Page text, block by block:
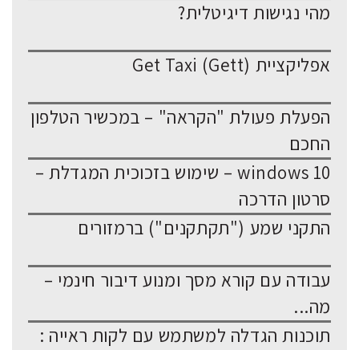
מהי נגישות דיגיטלית?
אפליקציית Get Taxi (Gett)
הפעלת פעולת "הקראה" – במכשיר הטלפון
החכם
windows 10 – שימוש בזכוכית המגדלת –
סרטון הדרכה
התקני שמע ("תקתקנים") ברמזורים
עבודה עם קורא מסך ומנוע דיבור חינמי –
מה...
תוכנות הגדלה למשתמש עם לקות ראייה :